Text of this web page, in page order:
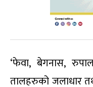
‘फेवा, बेगनास,
तालहरुको जलाधार